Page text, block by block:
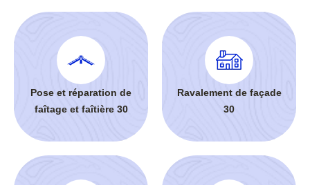
Pose et réparation de
faîtage et faîtière 30
Ravalement de façade
30